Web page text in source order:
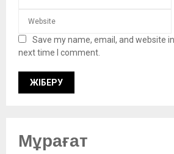
Save my name, email, and website
next time I comment.
Мұрағат